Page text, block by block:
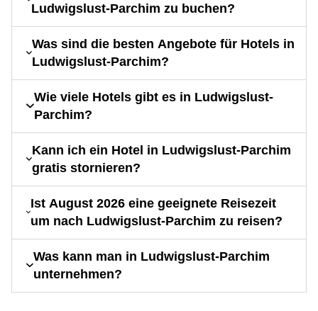
Ludwigslust-Parchim zu buchen?
Was sind die besten Angebote für Hotels in
Ludwigslust-Parchim?
Wie viele Hotels gibt es in Ludwigslust-
Parchim?
Kann ich ein Hotel in Ludwigslust-Parchim
gratis stornieren?
Ist August 2026 eine geeignete Reisezeit
um nach Ludwigslust-Parchim zu reisen?
Was kann man in Ludwigslust-Parchim
unternehmen?